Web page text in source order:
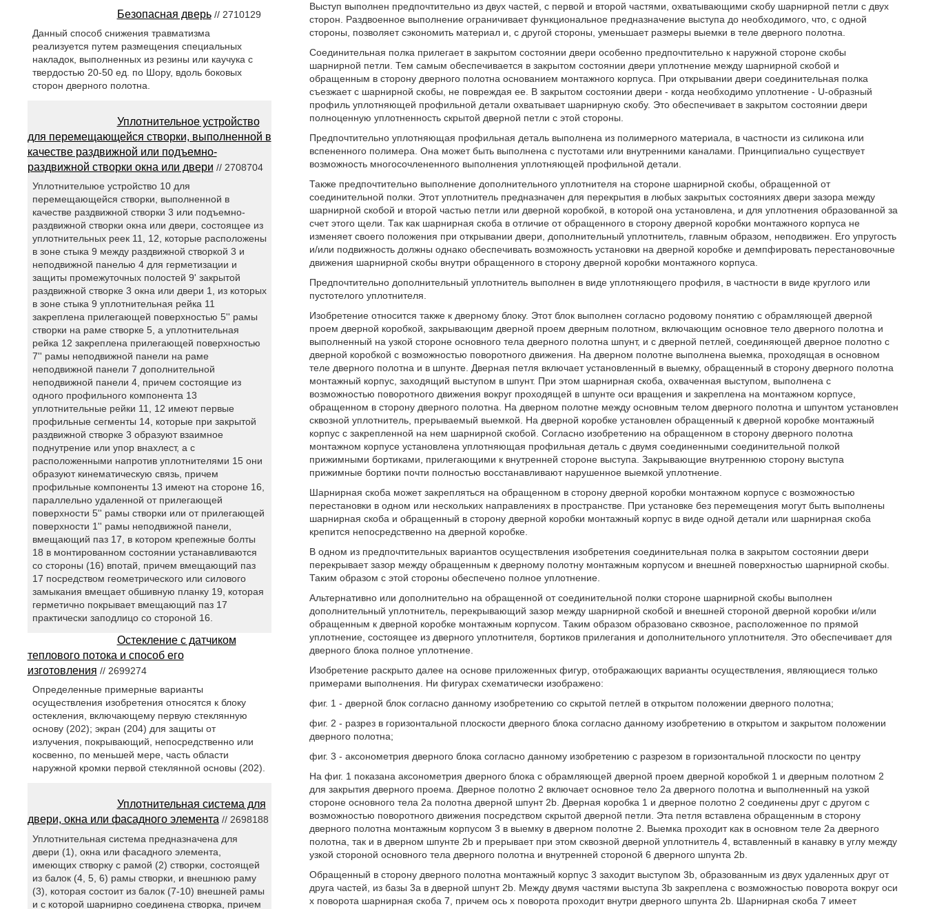
Выступ выполнен предпочтительно из двух частей, с первой и второй частями, охватывающими скобу шарнирной петли с двух
сторон. Раздвоенное выполнение ограничивает функциональное предназначение выступа до необходимого, что, с одной
стороны, позволяет сэкономить материал и, с другой стороны, уменьшает размеры выемки в теле дверного полотна.
Соединительная полка прилегает в закрытом состоянии двери особенно предпочтительно к наружной стороне скобы
шарнирной петли. Тем самым обеспечивается в закрытом состоянии двери уплотнение между шарнирной скобой и
обращенным в сторону дверного полотна основанием монтажного корпуса. При открывании двери соединительная полка
съезжает с шарнирной скобы, не повреждая ее. В закрытом состоянии двери - когда необходимо уплотнение - U-образный
профиль уплотняющей профильной детали охватывает шарнирную скобу. Это обеспечивает в закрытом состоянии двери
полноценную уплотненность скрытой дверной петли с этой стороны.
Предпочтительно уплотняющая профильная деталь выполнена из полимерного материала, в частности из силикона или
вспененного полимера. Она может быть выполнена с пустотами или внутренними каналами. Принципиально существует
возможность многосочлененного выполнения уплотняющей профильной детали.
Также предпочтительно выполнение дополнительного уплотнителя на стороне шарнирной скобы, обращенной от
соединительной полки. Этот уплотнитель предназначен для перекрытия в любых закрытых состояниях двери зазора между
шарнирной скобой и второй частью петли или дверной коробкой, в которой она установлена, и для уплотнения образованной за
счет этого щели. Так как шарнирная скоба в отличие от обращенного в сторону дверной коробки монтажного корпуса не
изменяет своего положения при открывании двери, дополнительный уплотнитель, главным образом, неподвижен. Его упругость
и/или подвижность должны однако обеспечивать возможность установки на дверной коробке и демпфировать перестановочные
движения шарнирной скобы внутри обращенного в сторону дверной коробки монтажного корпуса.
Предпочтительно дополнительный уплотнитель выполнен в виде уплотняющего профиля, в частности в виде круглого или
пустотелого уплотнителя.
Изобретение относится также к дверному блоку. Этот блок выполнен согласно родовому понятию с обрамляющей дверной
проем дверной коробкой, закрывающим дверной проем дверным полотном, включающим основное тело дверного полотна и
выполненный на узкой стороне основного тела дверного полотна шпунт, и с дверной петлей, соединяющей дверное полотно с
дверной коробкой с возможностью поворотного движения. На дверном полотне выполнена выемка, проходящая в основном
теле дверного полотна и в шпунте. Дверная петля включает установленный в выемку, обращенный в сторону дверного полотна
монтажный корпус, заходящий выступом в шпунт. При этом шарнирная скоба, охваченная выступом, выполнена с
возможностью поворотного движения вокруг проходящей в шпунте оси вращения и закреплена на монтажном корпусе,
обращенном в сторону дверного полотна. На дверном полотне между основным телом дверного полотна и шпунтом установлен
сквозной уплотнитель, прерываемый выемкой. На дверной коробке установлен обращенный к дверной коробке монтажный
корпус с закрепленной на нем шарнирной скобой. Согласно изобретению на обращенном в сторону дверного полотна
монтажном корпусе установлена уплотняющая профильная деталь с двумя соединенными соединительной полкой
прижимными бортиками, прилегающими к внутренней стороне выступа. Закрывающие внутреннюю сторону выступа
прижимные бортики почти полностью восстанавливают нарушенное выемкой уплотнение.
Шарнирная скоба может закрепляться на обращенном в сторону дверной коробки монтажном корпусе с возможностью
перестановки в одном или нескольких направлениях в пространстве. При установке без перемещения могут быть выполнены
шарнирная скоба и обращенный в сторону дверной коробки монтажный корпус в виде одной детали или шарнирная скоба
крепится непосредственно на дверной коробке.
В одном из предпочтительных вариантов осуществления изобретения соединительная полка в закрытом состоянии двери
перекрывает зазор между обращенным к дверному полотну монтажным корпусом и внешней поверхностью шарнирной скобы.
Таким образом с этой стороны обеспечено полное уплотнение.
Альтернативно или дополнительно на обращенной от соединительной полки стороне шарнирной скобы выполнен
дополнительный уплотнитель, перекрывающий зазор между шарнирной скобой и внешней стороной дверной коробки и/или
обращенным к дверной коробке монтажным корпусом. Таким образом образовано сквозное, расположенное по прямой
уплотнение, состоящее из дверного уплотнителя, бортиков прилегания и дополнительного уплотнителя. Это обеспечивает для
дверного блока полное уплотнение.
Изобретение раскрыто далее на основе приложенных фигур, отображающих варианты осуществления, являющиеся только
примерами выполнения. Ни фигурах схематически изображено:
фиг. 1 - дверной блок согласно данному изобретению со скрытой петлей в открытом положении дверного полотна;
фиг. 2 - разрез в горизонтальной плоскости дверного блока согласно данному изобретению в открытом и закрытом положении
дверного полотна;
фиг. 3 - аксонометрия дверного блока согласно данному изобретению с разрезом в горизонтальной плоскости по центру
На фиг. 1 показана аксонометрия дверного блока с обрамляющей дверной проем дверной коробкой 1 и дверным полотном 2
для закрытия дверного проема. Дверное полотно 2 включает основное тело 2а дверного полотна и выполненный на узкой
стороне основного тела 2а полотна дверной шпунт 2b. Дверная коробка 1 и дверное полотно 2 соединены друг с другом с
возможностью поворотного движения посредством скрытой дверной петли. Эта петля вставлена обращенным в сторону
дверного полотна монтажным корпусом 3 в выемку в дверном полотне 2. Выемка проходит как в основном теле 2а дверного
полотна, так и в дверном шпунте 2b и прерывает при этом сквозной дверной уплотнитель 4, вставленный в канавку в углу между
узкой стороной основного тела дверного полотна и внутренней стороной 6 дверного шпунта 2b.
Обращенный в сторону дверного полотна монтажный корпус 3 заходит выступом 3b, образованным из двух удаленных друг от
друга частей, из базы 3а в дверной шпунт 2b. Между двумя частями выступа 3b закреплена с возможностью поворота вокруг оси
х поворота шарнирная скоба 7, причем ось х поворота проходит внутри дверного шпунта 2b. Шарнирная скоба 7 имеет
Безопасная дверь// 2710129
Данный способ снижения травматизма
реализуется путем размещения специальных
накладок, выполненных из резины или каучука с
твердостью 20-50 ед. по Шору, вдоль боковых
сторон дверного полотна.
Уплотнительное устройство
для перемещающейся створки, выполненной в
качестве раздвижной или подъемно-
раздвижной створки окна или двери // 2708704
Уплотнителыюе устройство 10 для
перемещающейся створки, выполненной в
качестве раздвижной створки 3 или подъемно-
раздвижной створки окна или двери, состоящее из
уплотнительных реек 11, 12, которые расположены
в зоне стыка 9 между раздвижной створкой 3 и
неподвижной панелью 4 для герметизации и
защиты промежуточных полостей 9' закрытой
раздвижной створке 3 окна или двери 1, из которых
в зоне стыка 9 уплотнительная рейка 11
закреплена прилегающей поверхностью 5'' рамы
створки на раме створке 5, а уплотнительная
рейка 12 закреплена прилегающей поверхностью
7'' рамы неподвижной панели на раме
неподвижной панели 7 дополнительной
неподвижной панели 4, причем состоящие из
одного профильного компонента 13
уплотнительные рейки 11, 12 имеют первые
профильные сегменты 14, которые при закрытой
раздвижной створке 3 образуют взаимное
поднутрение или упор внахлест, а с
расположенными напротив уплотнителями 15 они
образуют кинематическую связь, причем
профильные компоненты 13 имеют на стороне 16,
параллельно удаленной от прилегающей
поверхности 5'' рамы створки или от прилегающей
поверхности 1'' рамы неподвижной панели,
вмещающий паз 17, в котором крепежные болты
18 в монтированном состоянии устанавливаются
со стороны (16) впотай, причем вмещающий паз
17 посредством геометрического или силового
замыкания вмещает обшивную планку 19, которая
герметично покрывает вмещающий паз 17
практически заподлицо со стороной 16.
Остекление с датчиком
теплового потока и способ его
изготовления // 2699274
Определенные примерные варианты
осуществления изобретения относятся к блоку
остекления, включающему первую стеклянную
основу (202); экран (204) для защиты от
излучения, покрывающий, непосредственно или
косвенно, по меньшей мере, часть области
наружной кромки первой стеклянной основы (202).
Уплотнительная система для
двери, окна или фасадного элемента// 2698188
Уплотнительная система предназначена для
двери (1), окна или фасадного элемента,
имеющих створку с рамой (2) створки, состоящей
из балок (4, 5, 6) рамы створки, и внешнюю раму
(3), которая состоит из балок (7-10) внешней рамы
и с которой шарнирно соединена створка, причем